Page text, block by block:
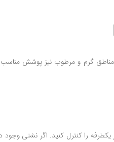
گرم و مرطوب نیز پوشش مناسب
را کنترل کنید. اگر نشتی وجود